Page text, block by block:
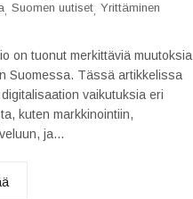
Suomen uutiset Yrittäminen
on tuonut merkittäviä muutoksia
Suomessa. Tässä artikkelissa
vaikutuksia eri
kuten markkinointiin,
ja...